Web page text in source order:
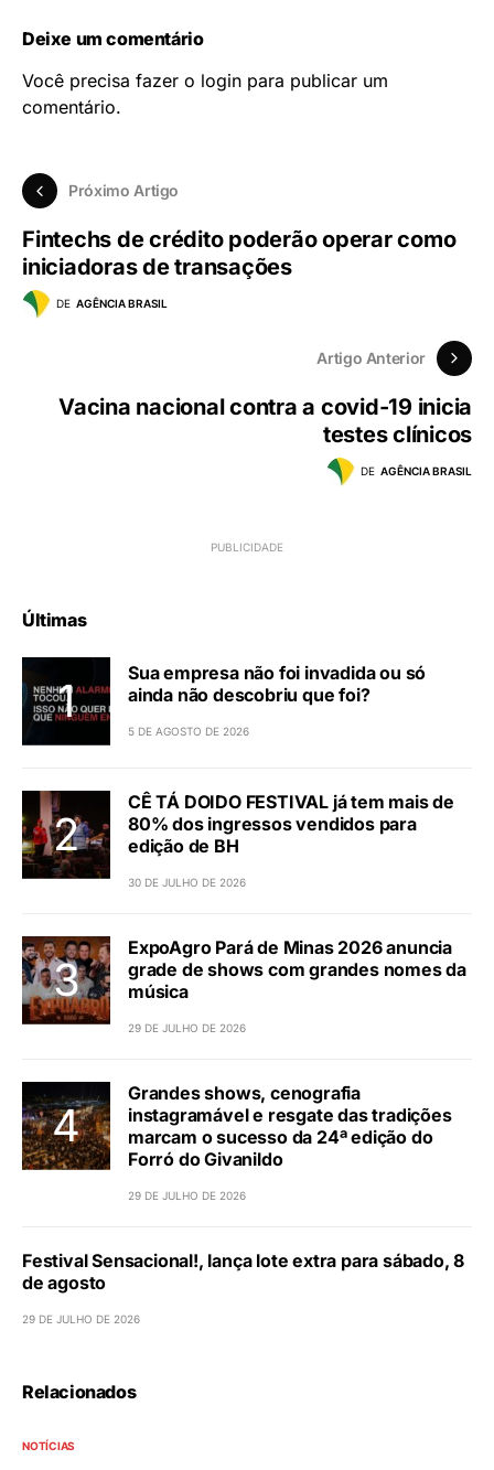
Deixe um comentário
Você precisa fazer o login para publicar um
comentário.
Próximo Artigo
Fintechs de crédito poderão operar como
iniciadoras de transações
DE AGÊNCIA BRASIL
Artigo Anterior
Vacina nacional contra a covid-19 inicia
testes clínicos
DE AGÊNCIA BRASIL
Últimas
Sua empresa não foi invadida ou só
ainda não descobriu que foi?
5 DE AGOSTO DE 2026
CÊ TÁ DOIDO FESTIVAL já tem mais de
80% dos ingressos vendidos para
edição de BH
30 DE JULHO DE 2026
ExpoAgro Pará de Minas 2026 anuncia
grade de shows com grandes nomes da
música
29 DE JULHO DE 2026
Grandes shows, cenografia
instagramável e resgate das tradições
marcam o sucesso da 24ª edição do
Forró do Givanildo
29 DE JULHO DE 2026
Festival Sensacional!, lança lote extra para sábado, 8
de agosto
29 DE JULHO DE 2026
Relacionados
NOTÍCIAS